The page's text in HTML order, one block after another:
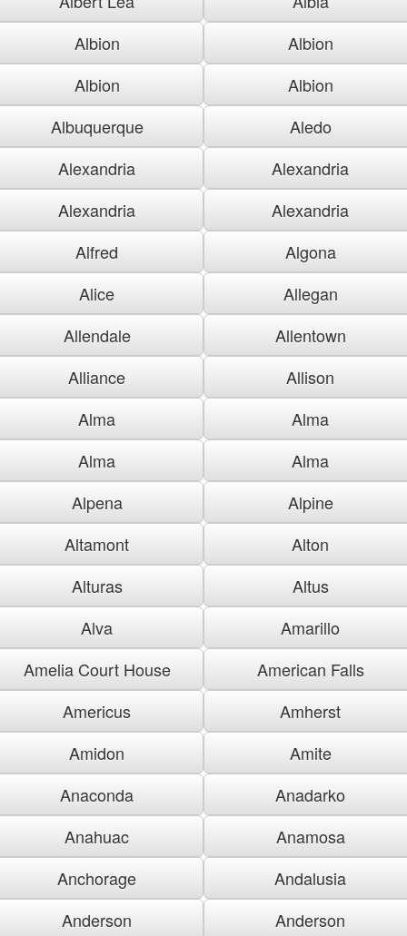
Albion
Albion
Albion
Albion
Albuquerque
Aledo
Alexandria
Alexandria
Alexandria
Alexandria
Alfred
Algona
Alice
Allegan
Allendale
Allentown
Alliance
Allison
Alma
Alma
Alma
Alma
Alpena
Alpine
Altamont
Alton
Alturas
Altus
Alva
Amarillo
Amelia Court House
American Falls
Americus
Amherst
Amidon
Amite
Anaconda
Anadarko
Anahuac
Anamosa
Anchorage
Andalusia
Anderson
Anderson